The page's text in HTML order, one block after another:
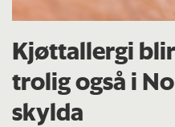
Kjøttallergi
trolig også i
skylda